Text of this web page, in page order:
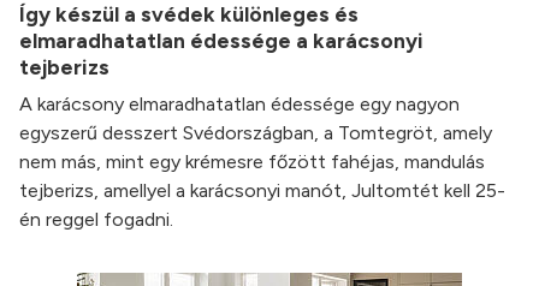
Így készül a svédek különleges és
elmaradhatatlan édessége a karácsonyi
tejberizs
A karácsony elmaradhatatlan édessége egy nagyon
egyszerű desszert Svédországban, a Tomtegröt, amely
nem más, mint egy krémesre főzött fahéjas, mandulás
tejberizs, amellyel a karácsonyi manót, Jultomtét kell 25-
én reggel fogadni.